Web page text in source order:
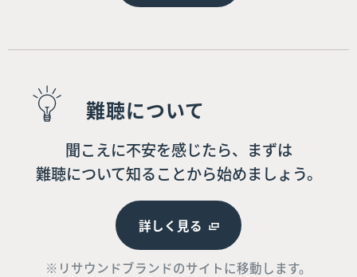
難聴について
聞こえに不安を感じたら、まずは
難聴について知ることから始めましょう。
詳しく見る
※リサウンドブランドのサイトに移動します。